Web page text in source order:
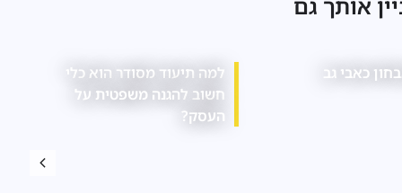
אותך גם
לקויות למידה
אילו חובות רגולטוריות חלות
על עסקים בתחום המזון?